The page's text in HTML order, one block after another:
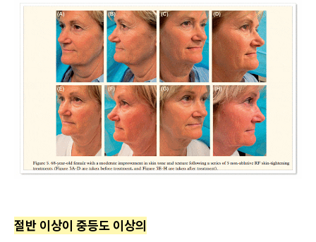
절반 이상이 중등도 이상의